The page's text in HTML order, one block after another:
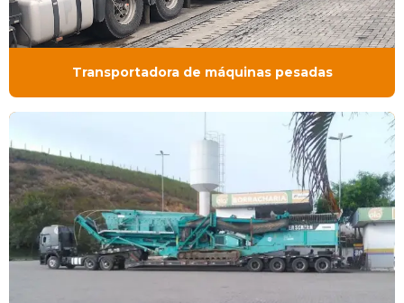
Transportadora de máquinas pesadas